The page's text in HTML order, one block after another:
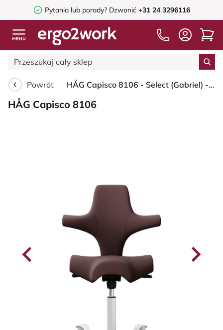
Pytania lub porady? Dzwonić +31 24 3296116
Powrót HÅG Capisco 8106 - Select (Gabriel) - Wełna / Poliamid - SC61186 - Chestnut - White - 150mm (seat height 40–55cm) - Hard castors for soft floors
HÅG Capisco 8106